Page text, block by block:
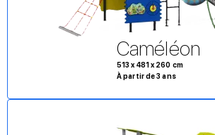
Caméléon
513 x 481 x 260 cm
À partir de 3 ans